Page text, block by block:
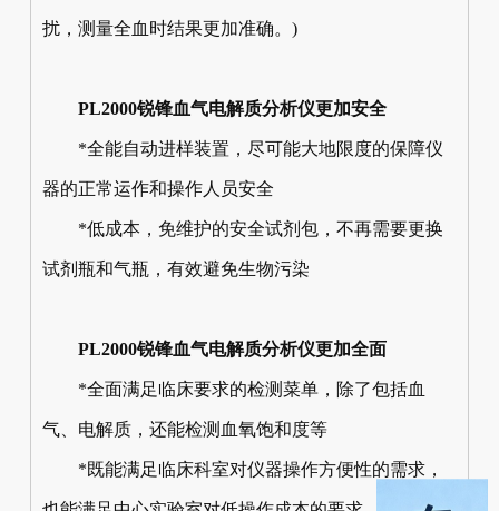
扰，测量全血时结果更加准确。)
PL2000锐锋血气电解质分析仪更加安全
*全能自动进样装置，尽可能大地限度的保障仪
器的正常运作和操作人员安全
*低成本，免维护的安全试剂包，不再需要更换
试剂瓶和气瓶，有效避免生物污染
PL2000锐锋血气电解质分析仪更加全面
*全面满足临床要求的检测菜单，除了包括血
气、电解质，还能检测血氧饱和度等
*既能满足临床科室对仪器操作方便性的需求，